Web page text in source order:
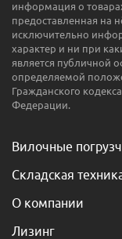
информация о
предоставленная на
исключительно
характер и ни при
является публичной
определяемой
Гражданского
Федерации.
Вилочные
Складская
О компании
Лизинг